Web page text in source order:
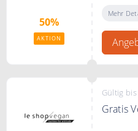
50%
AKTION
bis zu
Mehr
Gültig
Gratis